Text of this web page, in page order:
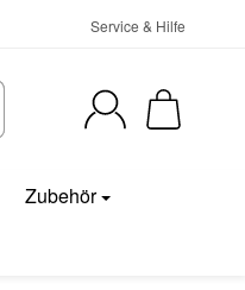
Service & Hilfe
Zubehör